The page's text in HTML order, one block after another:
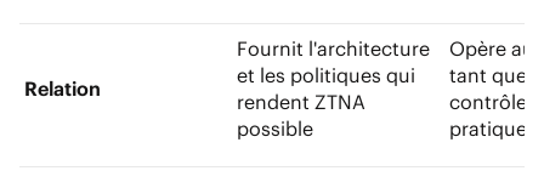
Relation
Fournit l'architecture
et les politiques qui
rendent ZTNA
possible
Opère au
tant que
contrôle
pratique